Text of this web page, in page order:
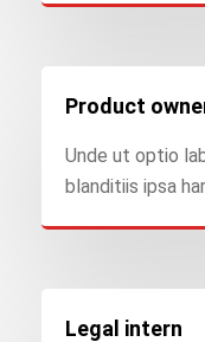
Product
Unde ut optio
blanditiis ipsa
Legal intern